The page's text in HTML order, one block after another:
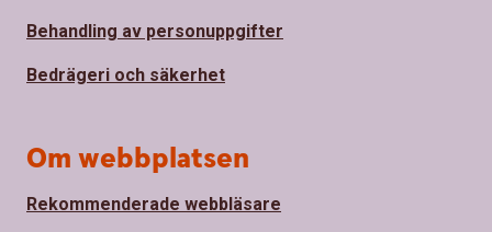
Behandling av personuppgifter
Bedrägeri och säkerhet
Om webbplatsen
Rekommenderade webbläsare